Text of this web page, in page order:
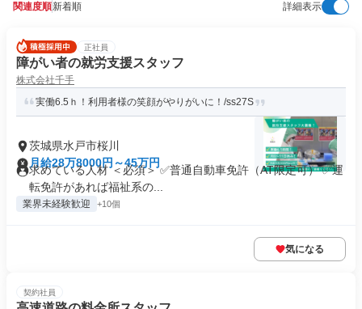
関連度順新着順 詳細表示
正社員
障がい者の就労支援スタッフ
株式会社千手
実働6.5ｈ！利用者様の笑顔がやりがいに！/ss27S
茨城県水戸市桜川
月給28万8000円～45万円
求めている人材 ＜必須＞ ✅普通自動車免許（AT限定可） ✅運
転免許があれば福祉系の...
業界未経験歓迎 +10個
気になる
契約社員